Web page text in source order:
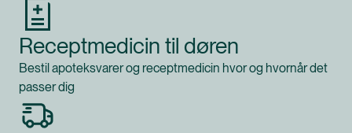
Receptmedicin til døren
Bestil apoteksvarer og receptmedicin hvor og hvornår det
passer dig